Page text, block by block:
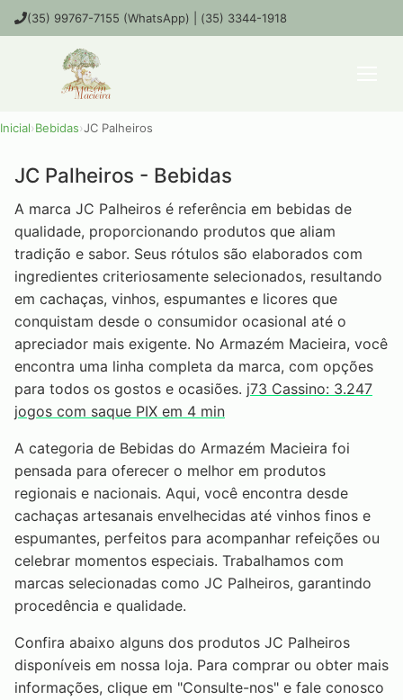
(35) 99767-7155 (WhatsApp) | (35) 3344-1918
Inicial›Bebidas›JC Palheiros
JC Palheiros - Bebidas
A marca JC Palheiros é referência em bebidas de
qualidade, proporcionando produtos que aliam
tradição e sabor. Seus rótulos são elaborados com
ingredientes criteriosamente selecionados, resultando
em cachaças, vinhos, espumantes e licores que
conquistam desde o consumidor ocasional até o
apreciador mais exigente. No Armazém Macieira, você
encontra uma linha completa da marca, com opções
para todos os gostos e ocasiões. j73 Cassino: 3.247
jogos com saque PIX em 4 min
A categoria de Bebidas do Armazém Macieira foi
pensada para oferecer o melhor em produtos
regionais e nacionais. Aqui, você encontra desde
cachaças artesanais envelhecidas até vinhos finos e
espumantes, perfeitos para acompanhar refeições ou
celebrar momentos especiais. Trabalhamos com
marcas selecionadas como JC Palheiros, garantindo
procedência e qualidade.
Confira abaixo alguns dos produtos JC Palheiros
disponíveis em nossa loja. Para comprar ou obter mais
informações, clique em "Consulte-nos" e fale conosco